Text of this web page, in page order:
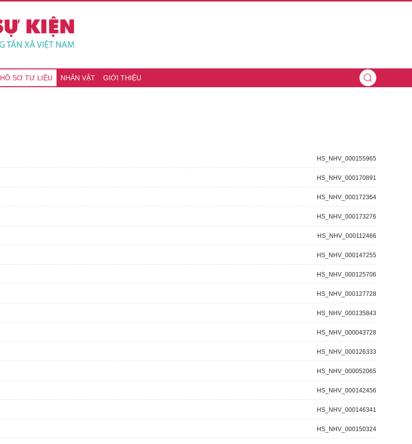
HỒ SƠ TƯ LIỆU NHÂN VẬT GIỚI THIỆU
HS_NHV_000155965
HS_NHV_000170891
HS_NHV_000172364
HS_NHV_000173276
HS_NHV_000112466
HS_NHV_000147255
HS_NHV_000125706
HS_NHV_000127728
HS_NHV_000135843
HS_NHV_000043728
HS_NHV_000126333
HS_NHV_000052065
HS_NHV_000142456
HS_NHV_000146341
HS_NHV_000150324